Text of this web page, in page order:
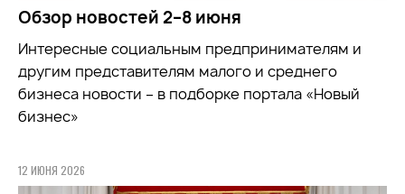
Обзор новостей 2–8 июня
Интересные социальным предпринимателям и
другим представителям малого и среднего
бизнеса новости – в подборке портала «Новый
бизнес»
12 ИЮНЯ 2026